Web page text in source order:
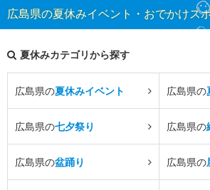
広島県の夏休みイベント・おでかけス
夏休みカテゴリから探す
広島県の夏休みイベント 広島県の
広島県の七夕祭り 広島県の
広島県の盆踊り 広島県の